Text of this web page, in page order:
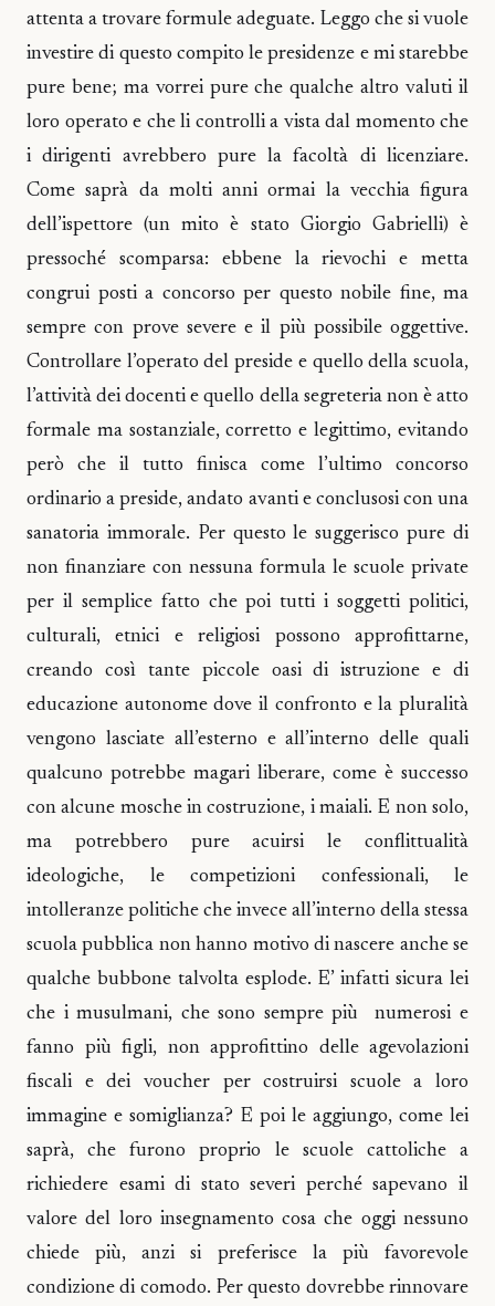
attenta a trovare formule adeguate. Leggo che si vuole
investire di questo compito le presidenze e mi starebbe
pure bene; ma vorrei pure che qualche altro valuti il
loro operato e che li controlli a vista dal momento che
i dirigenti avrebbero pure la facoltà di licenziare.
Come saprà da molti anni ormai la vecchia figura
dell’ispettore (un mito è stato Giorgio Gabrielli) è
pressoché scomparsa: ebbene la rievochi e metta
congrui posti a concorso per questo nobile fine, ma
sempre con prove severe e il più possibile oggettive.
Controllare l’operato del preside e quello della scuola,
l’attività dei docenti e quello della segreteria non è atto
formale ma sostanziale, corretto e legittimo, evitando
però che il tutto finisca come l’ultimo concorso
ordinario a preside, andato avanti e conclusosi con una
sanatoria immorale. Per questo le suggerisco pure di
non finanziare con nessuna formula le scuole private
per il semplice fatto che poi tutti i soggetti politici,
culturali, etnici e religiosi possono approfittarne,
creando così tante piccole oasi di istruzione e di
educazione autonome dove il confronto e la pluralità
vengono lasciate all’esterno e all’interno delle quali
qualcuno potrebbe magari liberare, come è successo
con alcune mosche in costruzione, i maiali. E non solo,
ma potrebbero pure acuirsi le conflittualità
ideologiche, le competizioni confessionali, le
intolleranze politiche che invece all’interno della stessa
scuola pubblica non hanno motivo di nascere anche se
qualche bubbone talvolta esplode. E’ infatti sicura lei
che i musulmani, che sono sempre più numerosi e
fanno più figli, non approfittino delle agevolazioni
fiscali e dei voucher per costruirsi scuole a loro
immagine e somiglianza? E poi le aggiungo, come lei
saprà, che furono proprio le scuole cattoliche a
richiedere esami di stato severi perché sapevano il
valore del loro insegnamento cosa che oggi nessuno
chiede più, anzi si preferisce la più favorevole
condizione di comodo. Per questo dovrebbe rinnovare